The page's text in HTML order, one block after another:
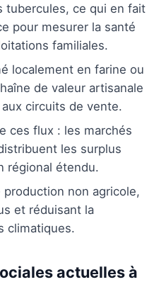
tubercules, ce qui en fait
pour mesurer la santé
familiales.
localement en farine ou
de valeur artisanale
circuits de vente.
ces flux : les marchés
les surplus
régional étendu.
production non agricole,
et réduisant la
climatiques.
actuelles à